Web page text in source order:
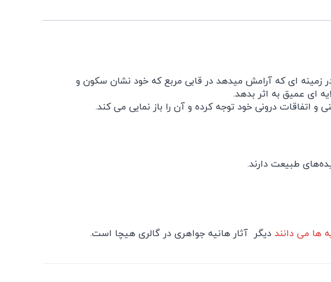
ای که آرامش میدهد در قابی مربع که خود نشان سکون و
ای عمیق به اثر بدهد.
درونی خود توجه کرده و آن را باز نمایی می کند.
طبیعت دارند.
ها می داننددیگر آثار هانیه جواهری در گالری هیچا است.